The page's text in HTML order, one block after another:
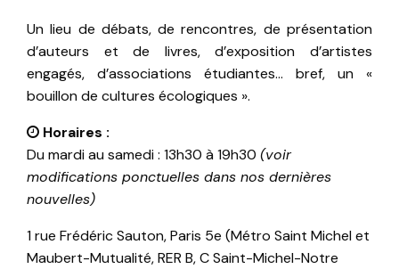
Un lieu de débats, de rencontres, de présentation
d’auteurs et de livres, d’exposition d’artistes
engagés, d’associations étudiantes… bref, un «
bouillon de cultures écologiques ».
Horaires :
Du mardi au samedi : 13h30 à 19h30 (voir
modifications ponctuelles dans nos dernières
nouvelles)
1 rue Frédéric Sauton, Paris 5e (Métro Saint Michel et
Maubert-Mutualité, RER B, C Saint-Michel-Notre